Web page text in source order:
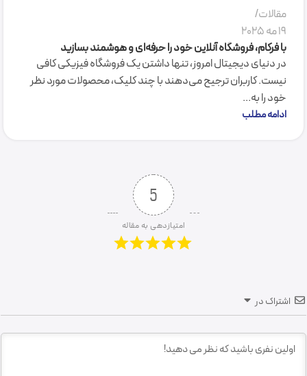
مقالات
19 مه 2025
با فرکام، فروشگاه آنلاین خود را حرفه‌ای و هوشمند بسازید
در دنیای دیجیتال امروز، تنها داشتن یک فروشگاه فیزیکی کافی
نیست. کاربران ترجیح می‌دهند با چند کلیک، محصولات مورد نظر
خود را به...
ادامه مطلب
5
امتیازدهی به مقاله
اشتراک در